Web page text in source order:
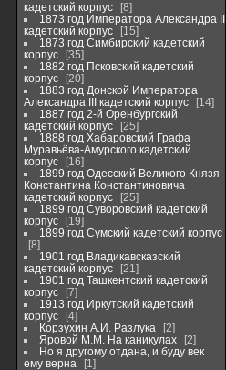
кадетский корпус
8
1873 год Императора Александра II
кадетский корпус
15
1873 год Симбирский кадетский
корпус
35
1882 год Псковский кадетский
корпус
20
1883 год Донской Императора
Александра III кадетский корпус
14
1887 год 2-й Оренбургский
кадетский корпус
25
1888 год Хабаровский Графа
Муравьёва-Амурского кадетский
корпус
16
1899 год Одесский Великого Князя
Константина Константиновича
кадетский корпус
25
1899 год Суворовский кадетский
корпус
19
1899 год Сумский кадетский корпус
8
1901 год Владикавсказский
кадетский корпус
21
1901 год Ташкентский кадетский
корпус
7
1913 год Иркутский кадетский
корпус
4
Корзухин А.И. Разлука
2
Яровой М.М. На каникулах
2
Но я другому отдана, и буду век
ему верна
1